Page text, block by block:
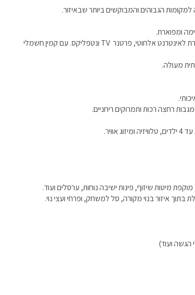
איזור בנוי מקורה, סל למשחק, ופרחי ועצי נוי.